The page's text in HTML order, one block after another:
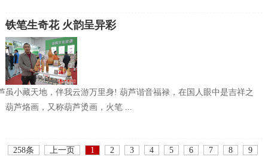
铁笔生奇花 火韵呈异彩
虽小藏天地，伴我云游万里身! 葫芦谐音福禄，在国人眼中是吉祥之
葫芦烙画，又称葫芦烫画，火笔 ...
258条 上一页 1 2 3 4 5 6 7 8
9